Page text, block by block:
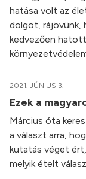
hatása volt az
dolgot, rájövünk,
kedvezően
2021. JÚNIUS 3.
Ezek a
Március óta
a választ arra,
kutatás véget
melyik ételt